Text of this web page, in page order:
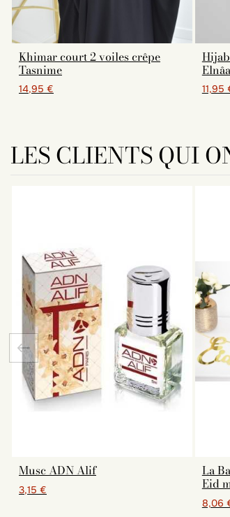
Khimar court 2 voiles crêpe
Tasnime
14,95 €
Elnâa
11,95
LES CLIENTS QUI
Musc ADN Alif
3,15 €
La
Eid
8,06